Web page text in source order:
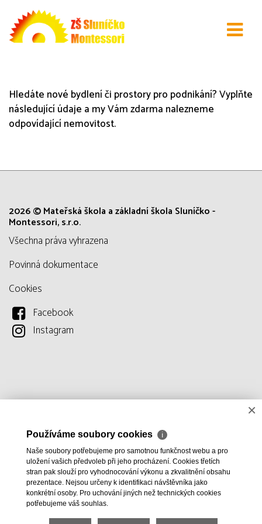
Hledáte nové bydlení či prostory pro podnikání? Vyplňte
následující údaje a my Vám zdarma nalezneme
odpovídající nemovitost.
2026 © Mateřská škola a základní škola Sluníčko -
Montessori, s.r.o.
všechna práva vyhrazena
Povinná dokumentace
Cookies
Facebook
Instagram
×
Používáme soubory cookies ℹ
Naše soubory potřebujeme pro samotnou funkčnost webu a pro
uložení vašich předvoleb při jeho procházení. Cookies třetích
stran pak slouží pro vyhodnocování výkonu a zkvalitnění obsahu
prezentace. Nejsou určeny k identifikaci návštěvníka jako
konkrétní osoby. Pro uchování jiných než technických cookies
potřebujeme váš souhlas.